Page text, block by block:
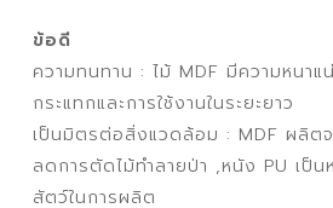
ข้อดี
ความทนทาน : ไม้ MDF มีความหนา
กระแทกและการใช้งานในระยะยาว
เป็นมิตรต่อสิ่งแวดล้อม : MDF ผลิต
ลดการตัดไม้ทำลายป่า ,หนัง PU เป็น
สัตว์ในการผลิต